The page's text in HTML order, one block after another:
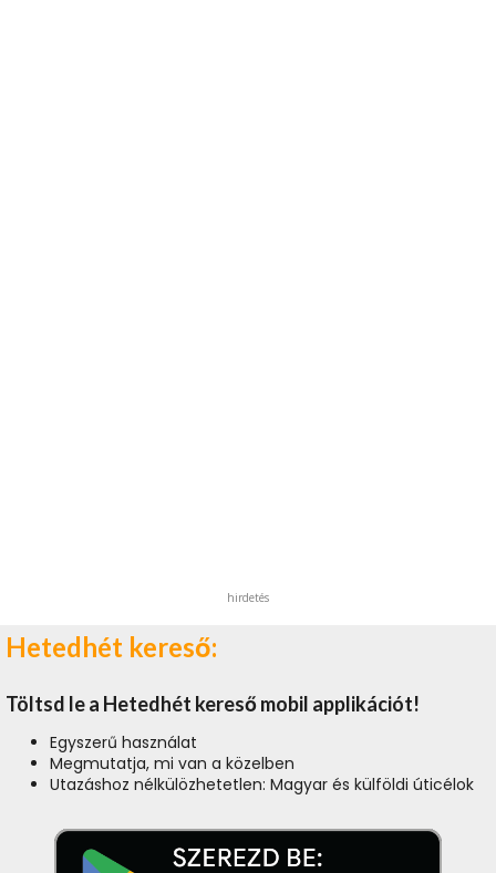
hirdetés
Hetedhét kereső:
Töltsd le a Hetedhét kereső mobil applikációt!
Egyszerű használat
Megmutatja, mi van a közelben
Utazáshoz nélkülözhetetlen: Magyar és külföldi úticélok